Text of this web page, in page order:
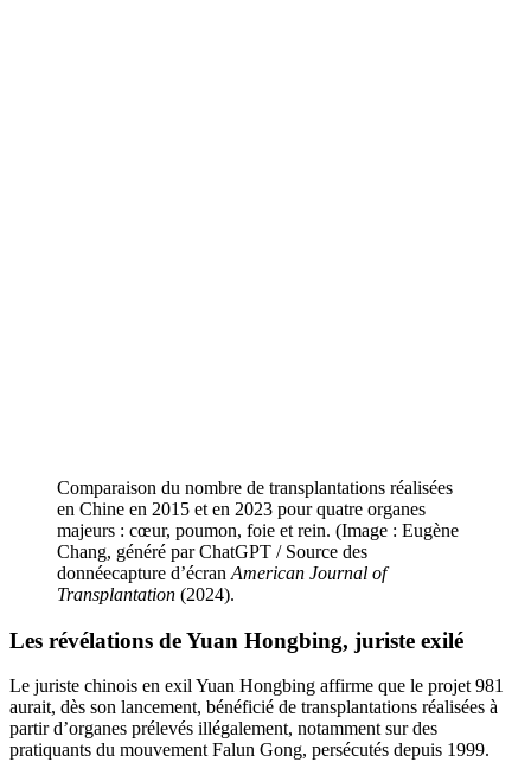
Comparaison du nombre de transplantations réalisées
en Chine en 2015 et en 2023 pour quatre organes
majeurs : cœur, poumon, foie et rein. (Image : Eugène
Chang, généré par ChatGPT / Source des
donnéecapture d’écran American Journal of
Transplantation (2024).
Les révélations de Yuan Hongbing, juriste exilé
Le juriste chinois en exil Yuan Hongbing affirme que le projet 981
aurait, dès son lancement, bénéficié de transplantations réalisées à
partir d’organes prélevés illégalement, notamment sur des
pratiquants du mouvement Falun Gong, persécutés depuis 1999.